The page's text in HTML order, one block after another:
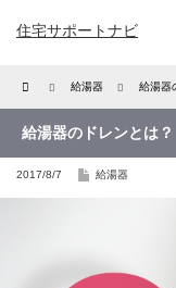
住宅サポートナビ
Home 給湯器 給湯器
給湯器のドレンとは？
2017/8/7 給湯器